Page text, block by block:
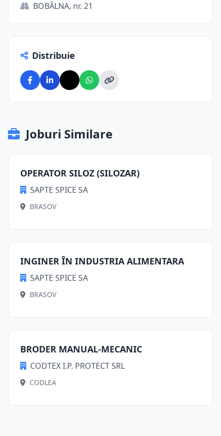
BOBÂLNA, nr. 21
Distribuie
Joburi Similare
OPERATOR SILOZ (SILOZAR)
SAPTE SPICE SA
BRASOV
INGINER ÎN INDUSTRIA ALIMENTARA
SAPTE SPICE SA
BRASOV
BRODER MANUAL-MECANIC
CODTEX I.P. PROTECT SRL
CODLEA